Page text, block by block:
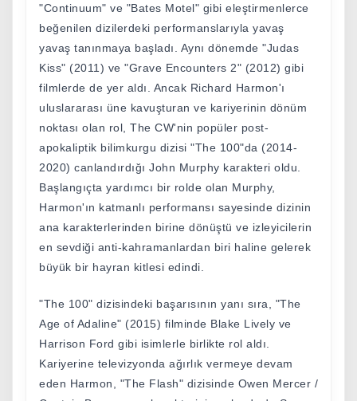
"Continuum" ve "Bates Motel" gibi eleştirmenlerce
beğenilen dizilerdeki performanslarıyla yavaş
yavaş tanınmaya başladı. Aynı dönemde "Judas
Kiss" (2011) ve "Grave Encounters 2" (2012) gibi
filmlerde de yer aldı. Ancak Richard Harmon'ı
uluslararası üne kavuşturan ve kariyerinin dönüm
noktası olan rol, The CW'nin popüler post-
apokaliptik bilimkurgu dizisi "The 100"da (2014-
2020) canlandırdığı John Murphy karakteri oldu.
Başlangıçta yardımcı bir rolde olan Murphy,
Harmon'ın katmanlı performansı sayesinde dizinin
ana karakterlerinden birine dönüştü ve izleyicilerin
en sevdiği anti-kahramanlardan biri haline gelerek
büyük bir hayran kitlesi edindi.
"The 100" dizisindeki başarısının yanı sıra, "The
Age of Adaline" (2015) filminde Blake Lively ve
Harrison Ford gibi isimlerle birlikte rol aldı.
Kariyerine televizyonda ağırlık vermeye devam
eden Harmon, "The Flash" dizisinde Owen Mercer /